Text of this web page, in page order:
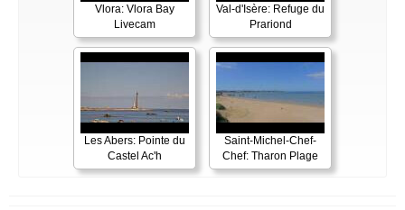
Vlora: Vlora Bay
Livecam
Val-d'Isère: Refuge du
Prariond
Les Abers: Pointe du
Castel Ac'h
Saint-Michel-Chef-
Chef: Tharon Plage